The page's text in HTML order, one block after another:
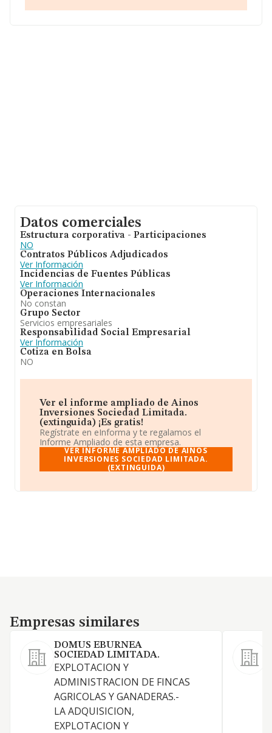
sobre 26.323 compañías, a nivel nacional la facturación
Datos comerciales
Estructura corporativa - Participaciones
NO
Contratos Públicos Adjudicados
Ver Información
Incidencias de Fuentes Públicas
Ver Información
Operaciones Internacionales
No constan
Grupo Sector
Servicios empresariales
Responsabilidad Social Empresarial
Ver Información
Cotiza en Bolsa
NO
Ver el informe ampliado de Ainos
Inversiones Sociedad Limitada.
(extinguida) ¡Es gratis!
Regístrate en eInforma y te regalamos el
Informe Ampliado de esta empresa.
VER INFORME AMPLIADO DE AINOS
INVERSIONES SOCIEDAD LIMITADA.
(EXTINGUIDA)
Empresas similares
Empresas similares
DOMUS EBURNEA
SOCIEDAD LIMITADA.
EXPLOTACION Y
ADMINISTRACION DE FINCAS
AGRICOLAS Y GANADERAS.-
LA ADQUISICION,
EXPLOTACION Y